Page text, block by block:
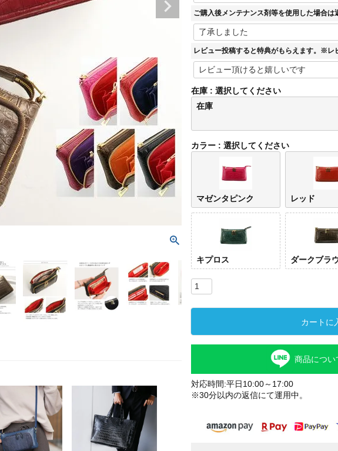
ご購入後メンテナンス剤等を使用した場合は
レビュー投稿すると特典がもらえます。※レ
在庫
選択してください
在庫
カラー 選択してください
マゼンタピンク レッド
キプロス ダークブラ
カートに
商品につい
対応時間:平日10:00～17:00
※30分以内の返信にて運用中。